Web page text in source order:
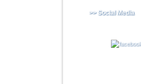
>> Social Media